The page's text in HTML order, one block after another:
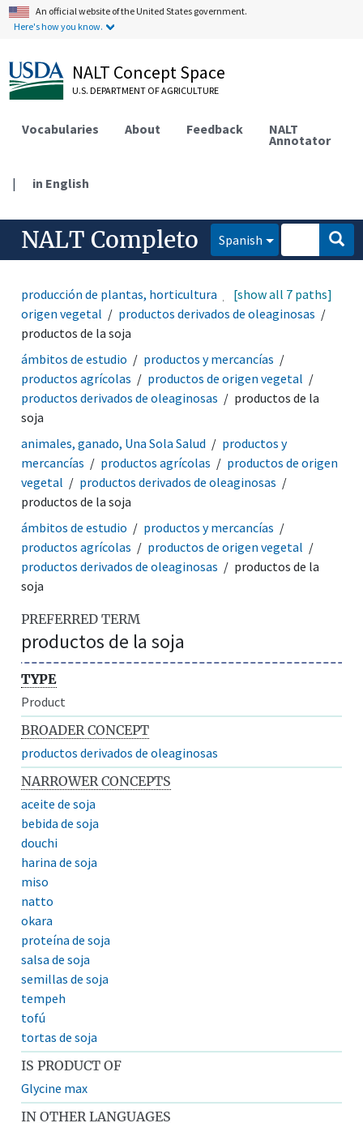
An official website of the United States government.
Here's how you know.
NALT Concept Space
U.S. DEPARTMENT OF AGRICULTURE
Vocabularies About Feedback NALT
Annotator
| in English
NALT Completo Spanish
producción de plantas, horticultura
productos de
origen vegetal
productos derivados de oleaginosas
productos de la soja
[show all 7 paths]
ámbitos de estudio
productos y mercancías
productos agrícolas
productos de origen vegetal
productos derivados de oleaginosas
productos de la
soja
animales, ganado, Una Sola Salud
productos y
mercancías
productos agrícolas
productos de origen
vegetal
productos derivados de oleaginosas
productos de la soja
ámbitos de estudio
productos y mercancías
productos agrícolas
productos de origen vegetal
productos derivados de oleaginosas
productos de la
soja
PREFERRED TERM
productos de la soja
TYPE
Product
BROADER CONCEPT
productos derivados de oleaginosas
NARROWER CONCEPTS
aceite de soja
bebida de soja
douchi
harina de soja
miso
natto
okara
proteína de soja
salsa de soja
semillas de soja
tempeh
tofú
tortas de soja
IS PRODUCT OF
Glycine max
IN OTHER LANGUAGES